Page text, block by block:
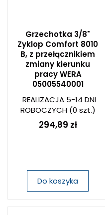
Grzechotka 3/8"
Zyklop Comfort 8010
B, z przełącznikiem
zmiany kierunku
pracy WERA
05005540001
REALIZACJA 5-14 DNI
ROBOCZYCH(0 szt.)
294,89 zł
Do koszyka